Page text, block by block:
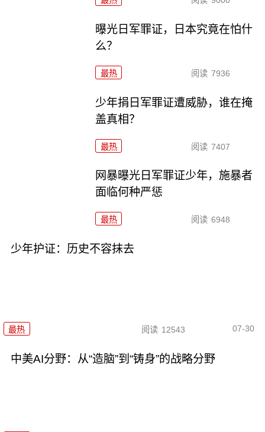
曝光日军罪证，日本究竟在怕什
么？
最热 阅读 7936
少年捐日军罪证遭威胁，谁在掩
盖真相？
最热 阅读 7407
网暴曝光日军罪证少年，施暴者
面临何种严惩
最热 阅读 6948
少年护证：历史不容抹去
最热 阅读 12543 07-30
中美AI分野：从“造脑”到“铸身”的战略分野